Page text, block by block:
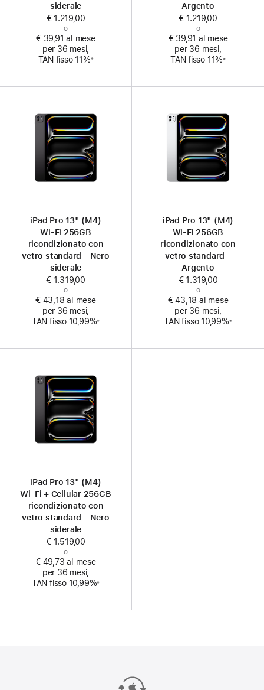
siderale
€ 1.219,00
o
€ 39,91 al mese
per 36 mesi,
TAN fisso 11%※
Argento
€ 1.219,00
o
€ 39,91 al mese
per 36 mesi,
TAN fisso 11%※
iPad Pro 13" (M4)
Wi‑Fi 256GB
ricondizionato con
vetro standard - Nero
siderale
€ 1.319,00
o
€ 43,18 al mese
per 36 mesi,
TAN fisso 10,99%※
iPad Pro 13" (M4)
Wi‑Fi 256GB
ricondizionato con
vetro standard -
Argento
€ 1.319,00
o
€ 43,18 al mese
per 36 mesi,
TAN fisso 10,99%※
iPad Pro 13" (M4)
Wi‑Fi + Cellular 256GB
ricondizionato con
vetro standard - Nero
siderale
€ 1.519,00
o
€ 49,73 al mese
per 36 mesi,
TAN fisso 10,99%※